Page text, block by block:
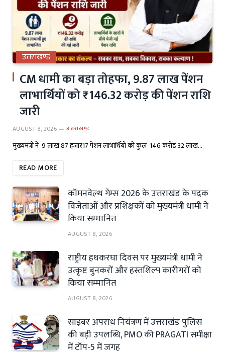
उत्तराखण्ड
CM धामी का बड़ा तोहफा, 9.87 लाख पेंशन
लाभार्थियों को ₹146.32 करोड़ की पेंशन राशि
जारी
AUGUST 8, 2026 उत्तराखण्ड
मुख्यमंत्री ने 9 लाख 87 हजार17 पेंशन लाभार्थियों को कुल ₹ 146 करोड़ 32 लाख…
READ MORE
कॉमनवेल्थ गेम्स 2026 के उत्तराखंड के पदक
विजेताओं और प्रशिक्षकों को मुख्यमंत्री धामी ने
किया सम्मानित
AUGUST 8, 2026
राष्ट्रीय हथकरघा दिवस पर मुख्यमंत्री धामी ने
उत्कृष्ट बुनकरों और हस्तशिल्प कारीगरों को
किया सम्मानित
AUGUST 8, 2026
साइबर अपराध नियंत्रण में उत्तराखंड पुलिस
की बड़ी उपलब्धि, PMO की PRAGATI समीक्षा
में टॉप-5 में जगह